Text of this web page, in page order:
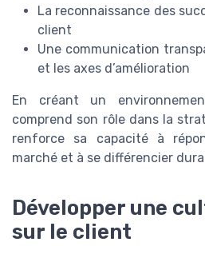
La reconnaissance des
client
Une communication
et les axes d’amélioration
En créant un
comprend son rôle dans la
renforce sa capacité à
marché et à se différencier
Développer une
sur le client